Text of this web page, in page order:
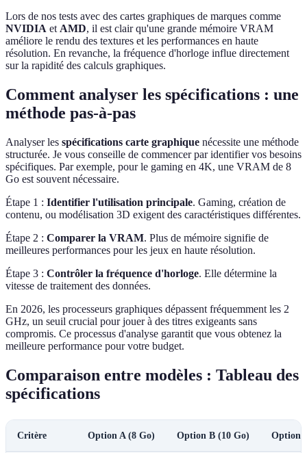
Lors de nos tests avec des cartes graphiques de marques comme
NVIDIA et AMD, il est clair qu'une grande mémoire VRAM
améliore le rendu des textures et les performances en haute
résolution. En revanche, la fréquence d'horloge influe directement
sur la rapidité des calculs graphiques.
Comment analyser les spécifications : une
méthode pas-à-pas
Analyser les spécifications carte graphique nécessite une méthode
structurée. Je vous conseille de commencer par identifier vos besoins
spécifiques. Par exemple, pour le gaming en 4K, une VRAM de 8
Go est souvent nécessaire.
Étape 1 : Identifier l'utilisation principale. Gaming, création de
contenu, ou modélisation 3D exigent des caractéristiques différentes.
Étape 2 : Comparer la VRAM. Plus de mémoire signifie de
meilleures performances pour les jeux en haute résolution.
Étape 3 : Contrôler la fréquence d'horloge. Elle détermine la
vitesse de traitement des données.
En 2026, les processeurs graphiques dépassent fréquemment les 2
GHz, un seuil crucial pour jouer à des titres exigeants sans
compromis. Ce processus d'analyse garantit que vous obtenez la
meilleure performance pour votre budget.
Comparaison entre modèles : Tableau des
spécifications
Critère Option A (8 Go) Option B (10 Go) Option